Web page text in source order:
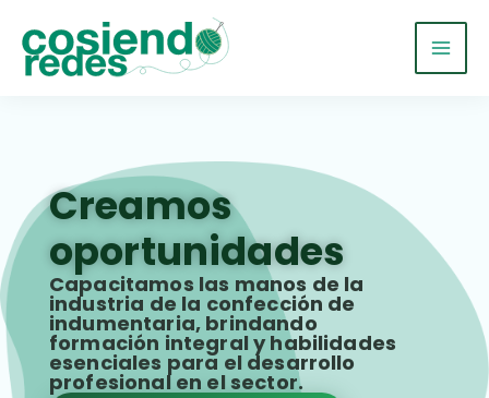
contenido
Creamos
oportunidades
Capacitamos las manos de la
industria de la confección de
indumentaria, brindando
formación integral y habilidades
esenciales para el desarrollo
profesional en el sector.